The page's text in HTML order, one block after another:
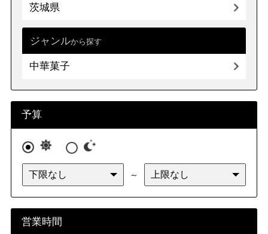
茨城県
中国 広島県
山口県
四国 高知県
九州・沖縄 福岡県 佐賀県 長崎県 熊本県
大分県 宮崎県 鹿児島県
沖縄県
ジャンルから探す
中華菓子
どら焼き 大福 せんべい 和菓子 甘味処
たい焼き・大判焼き
中華菓子
予算
～
営業時間